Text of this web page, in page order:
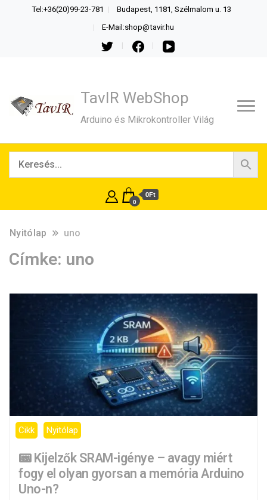
Tel:+36(20)99-23-781 Budapest, 1181, Szélmalom u. 13
E-Mail:shop@tavir.hu
TavIR WebShop
Arduino és Mikrokontroller Világ
0
0Ft
Nyitólap uno
Címke: uno
Cikk Nyitólap
📟 Kijelzők SRAM-igénye – avagy miért
fogy el olyan gyorsan a memória Arduino
Uno-n?